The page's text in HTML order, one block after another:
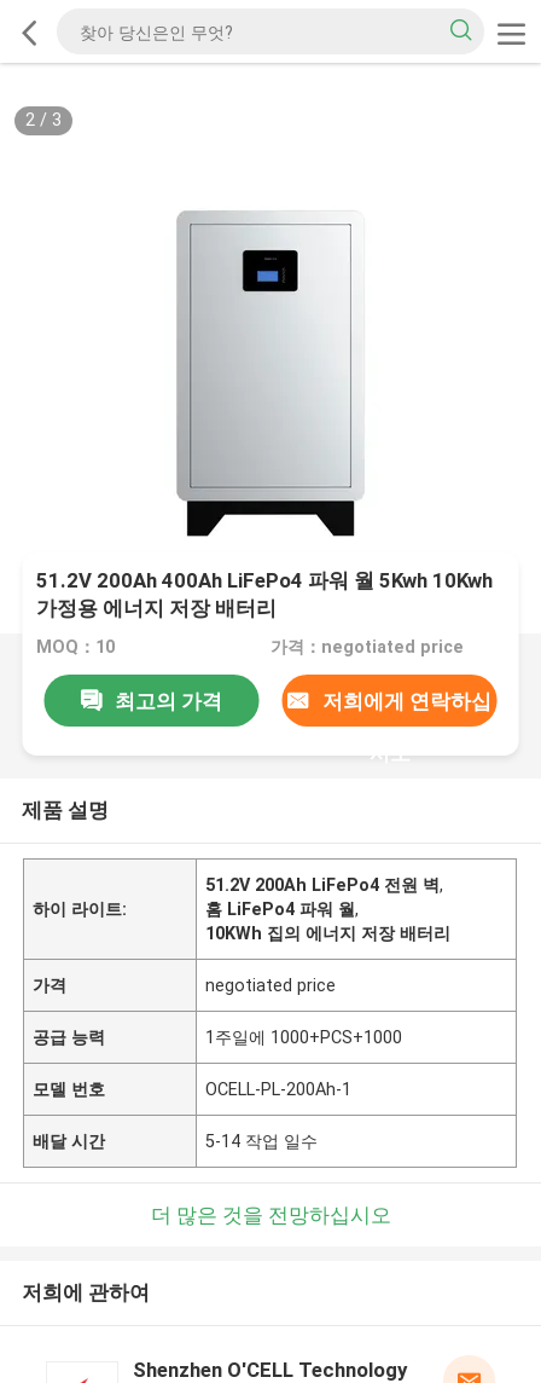
2/ 3
51.2V 200Ah 400Ah LiFePo4 파워 월 5Kwh 10Kwh
가정용 에너지 저장 배터리
MOQ：10 가격：negotiated price
최고의 가격 저희에게 연락하십
시오
제품 설명
하이 라이트:
51.2V 200Ah LiFePo4 전원 벽,
홈 LiFePo4 파워 월,
10KWh 집의 에너지 저장 배터리
가격 negotiated price
공급 능력 1주일에 1000+PCS+1000
모델 번호 OCELL-PL-200Ah-1
배달 시간 5-14 작업 일수
더 많은 것을 전망하십시오
저희에 관하여
Shenzhen O'CELL Technology